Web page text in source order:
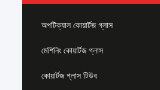
অপটিক্যাল কোয়ার্টজ গ্লাস
মেশিনিং কোয়ার্টজ গ্লাস
কোয়ার্টজ গ্লাস টিউব